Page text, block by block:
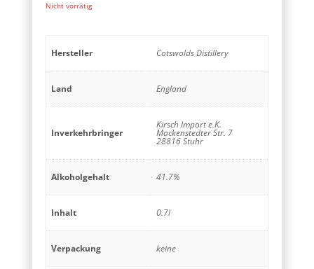
Nicht vorrätig
Hersteller Cotswolds Distillery
Land England
Inverkehrbringer
Kirsch Import e.K.
Mackenstedter Str. 7
28816 Stuhr
Alkoholgehalt 41.7%
Inhalt 0.7l
Verpackung keine